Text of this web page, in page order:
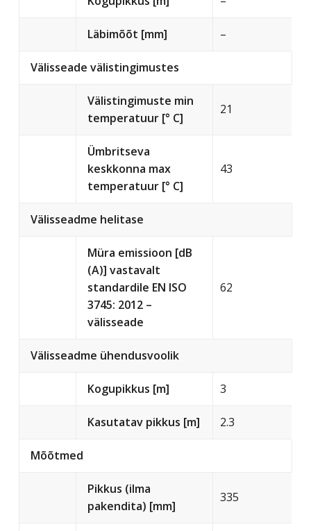
Läbimõõt [mm] –
Välisseade välistingimustes
Välistingimuste min
temperatuur [° C]
21
Ümbritseva
keskkonna max
temperatuur [° C]
43
Välisseadme helitase
Müra emissioon [dB
(A)] vastavalt
standardile EN ISO
3745: 2012 –
välisseade
62
Välisseadme ühendusvoolik
Kogupikkus [m] 3
Kasutatav pikkus [m] 2.3
Mõõtmed
Pikkus (ilma
pakendita) [mm]
335